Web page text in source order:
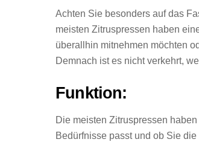
Achten Sie besonders auf das
meisten Zitruspressen haben
überallhin mitnehmen möchten
Demnach ist es nicht verkehrt,
Funktion:
Die meisten Zitruspressen
Bedürfnisse passt und ob Sie